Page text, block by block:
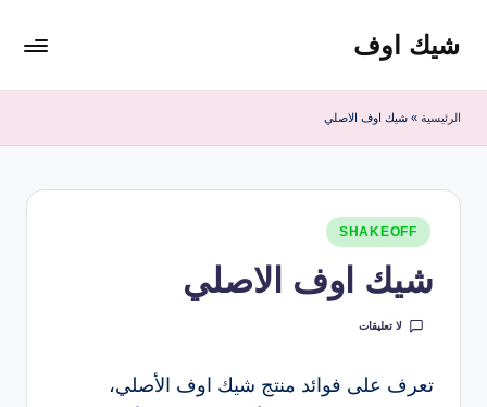
التجاوزشيك اوف
للقولون
ادمارك
الماليزية
مشروب
منظف
الرئيسية » شيك اوف الاصلي
نُشر
في
SHAKEOFF
شيك اوف الاصلي
لا تعليقات
تعرف على فوائد منتج شيك اوف الأصلي،